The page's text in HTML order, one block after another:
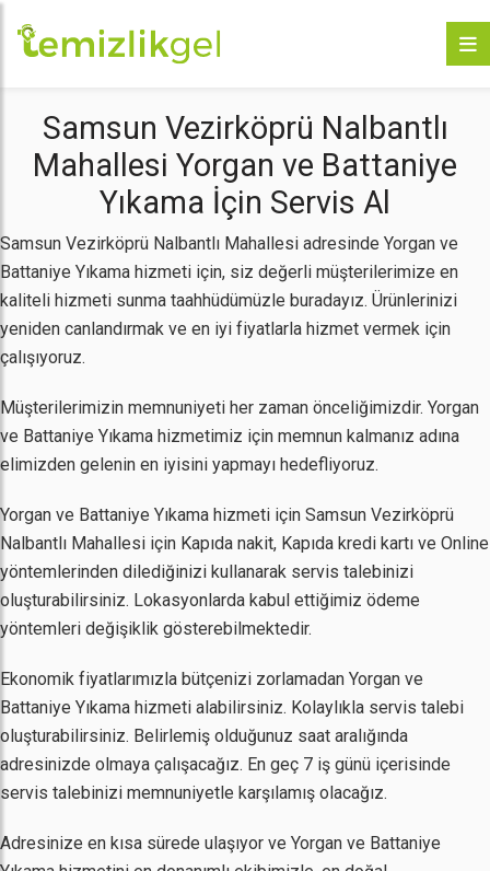
Samsun Vezirköprü Nalbantlı
Mahallesi Yorgan ve Battaniye
Yıkama İçin Servis Al
Samsun Vezirköprü Nalbantlı Mahallesi adresinde Yorgan ve
Battaniye Yıkama hizmeti için, siz değerli müşterilerimize en
kaliteli hizmeti sunma taahhüdümüzle buradayız. Ürünlerinizi
yeniden canlandırmak ve en iyi fiyatlarla hizmet vermek için
çalışıyoruz.
Müşterilerimizin memnuniyeti her zaman önceliğimizdir. Yorgan
ve Battaniye Yıkama hizmetimiz için memnun kalmanız adına
elimizden gelenin en iyisini yapmayı hedefliyoruz.
Yorgan ve Battaniye Yıkama hizmeti için Samsun Vezirköprü
Nalbantlı Mahallesi için Kapıda nakit, Kapıda kredi kartı ve Online
yöntemlerinden dilediğinizi kullanarak servis talebinizi
oluşturabilirsiniz. Lokasyonlarda kabul ettiğimiz ödeme
yöntemleri değişiklik gösterebilmektedir.
Ekonomik fiyatlarımızla bütçenizi zorlamadan Yorgan ve
Battaniye Yıkama hizmeti alabilirsiniz. Kolaylıkla servis talebi
oluşturabilirsiniz. Belirlemiş olduğunuz saat aralığında
adresinizde olmaya çalışacağız. En geç 7 iş günü içerisinde
servis talebinizi memnuniyetle karşılamış olacağız.
Adresinize en kısa sürede ulaşıyor ve Yorgan ve Battaniye